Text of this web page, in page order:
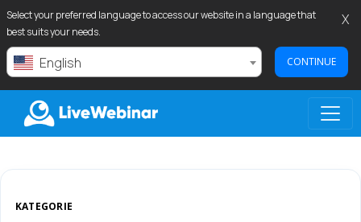
Select your preferred language to access our website in a language that
best suits your needs.
English CONTINUE
X
LIVEWEBINAR.COM
KATEGORIE